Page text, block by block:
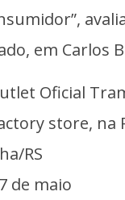
em Carlos
Oficial
store, na
RS
de maio